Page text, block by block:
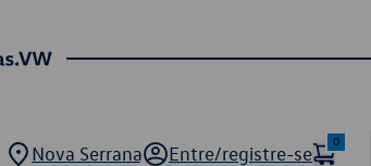
Nova Serrana Entre/registre-se
0